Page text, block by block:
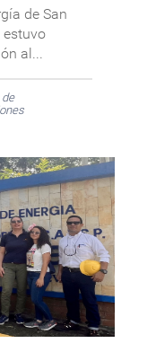
de San
estuvo
al...